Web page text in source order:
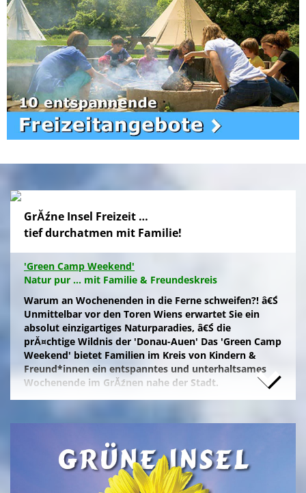
GrĂźne Insel Freizeit …
tief durchatmen mit Familie!
'Green Camp Weekend'
Natur pur ... mit Familie & Freundeskreis
Warum an Wochenenden in die Ferne schweifen?! â€Ś
Unmittelbar vor den Toren Wiens erwartet Sie ein
absolut einzigartiges Naturparadies, â€Ś die
prĂ¤chtige Wildnis der 'Donau-Auen' Das 'Green Camp
Weekend' bietet Familien im Kreis von Kindern &
Freund*innen ein entspanntes und unterhaltsames
Wochenende im GrĂźnen nahe der Stadt.
Naturfreunde, die lange Anfahrten meiden und zum
Campieren eine moderne Freizeitanlage wĂźnschen,
gepflegten Wiese im 'NationalparkCamp' mit
Selbstverpflegung, â€Ś inklusive KĂźhl- und Catering-
Support sowie abendlichem Brennholz fĂźr das
knisternde Lagerfeuer.